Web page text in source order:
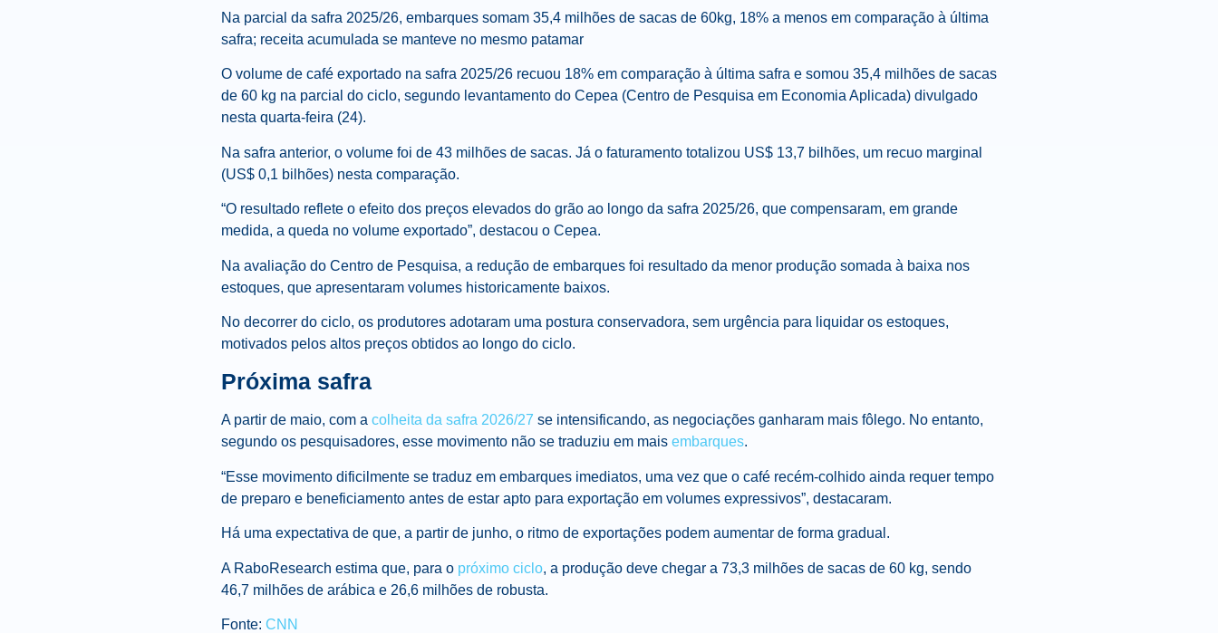
Na parcial da safra 2025/26, embarques somam 35,4 milhões de sacas de 60kg, 18% a menos em comparação à última
safra; receita acumulada se manteve no mesmo patamar
O volume de café exportado na safra 2025/26 recuou 18% em comparação à última safra e somou 35,4 milhões de sacas
de 60 kg na parcial do ciclo, segundo levantamento do Cepea (Centro de Pesquisa em Economia Aplicada) divulgado
nesta quarta-feira (24).
Na safra anterior, o volume foi de 43 milhões de sacas. Já o faturamento totalizou US$ 13,7 bilhões, um recuo marginal
(US$ 0,1 bilhões) nesta comparação.
“O resultado reflete o efeito dos preços elevados do grão ao longo da safra 2025/26, que compensaram, em grande
medida, a queda no volume exportado”, destacou o Cepea.
Na avaliação do Centro de Pesquisa, a redução de embarques foi resultado da menor produção somada à baixa nos
estoques, que apresentaram volumes historicamente baixos.
No decorrer do ciclo, os produtores adotaram uma postura conservadora, sem urgência para liquidar os estoques,
motivados pelos altos preços obtidos ao longo do ciclo.
Próxima safra
A partir de maio, com a colheita da safra 2026/27 se intensificando, as negociações ganharam mais fôlego. No entanto,
segundo os pesquisadores, esse movimento não se traduziu em mais embarques.
“Esse movimento dificilmente se traduz em embarques imediatos, uma vez que o café recém-colhido ainda requer tempo
de preparo e beneficiamento antes de estar apto para exportação em volumes expressivos”, destacaram.
Há uma expectativa de que, a partir de junho, o ritmo de exportações podem aumentar de forma gradual.
A RaboResearch estima que, para o próximo ciclo, a produção deve chegar a 73,3 milhões de sacas de 60 kg, sendo
46,7 milhões de arábica e 26,6 milhões de robusta.
Fonte: CNN